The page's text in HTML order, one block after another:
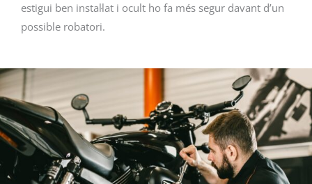
estigui ben instal·lat i ocult ho fa més segur davant d’un
possible robatori.